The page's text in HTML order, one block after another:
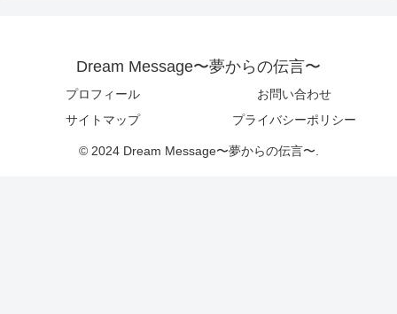
Dream Message〜夢からの伝言〜
プロフィール
お問い合わせ
サイトマップ
プライバシーポリシー
© 2024 Dream Message〜夢からの伝言〜.